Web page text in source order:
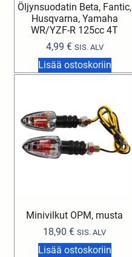
Öljynsuodatin Beta, Fantic,
Husqvarna, Yamaha
WR/YZF-R 125cc 4T
4,99 € SIS. ALV
Lisää ostoskoriin
Minivilkut OPM, musta
18,90€ SIS. ALV
Lisää ostoskoriin